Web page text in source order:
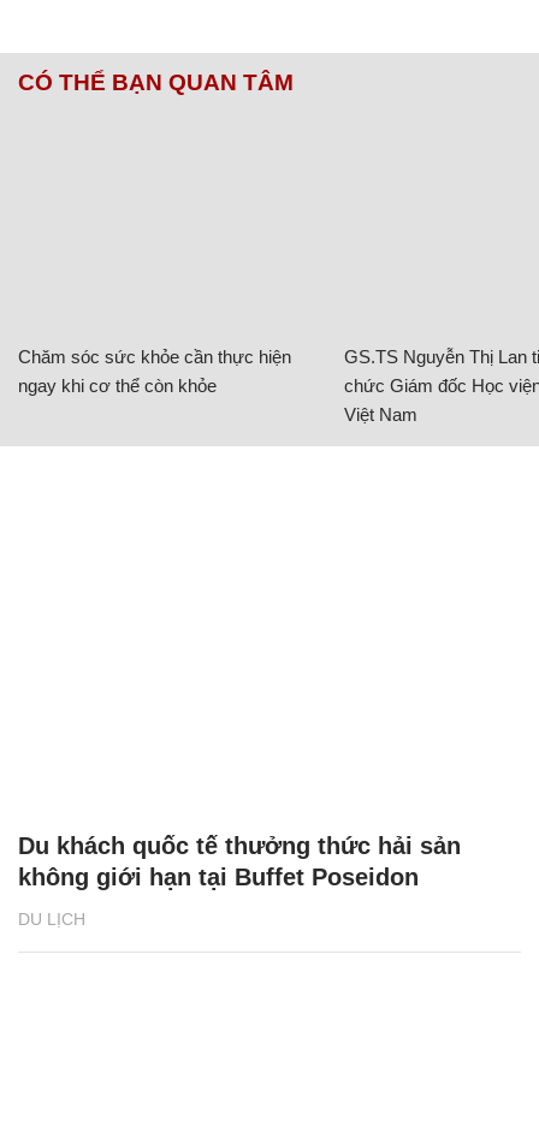
CÓ THỂ BẠN QUAN TÂM
Chăm sóc sức khỏe cần thực hiện
ngay khi cơ thể còn khỏe
GS.TS Nguyễn Thị Lan
chức Giám đốc Học
Việt Nam
DU LỊCH
Du khách quốc tế thưởng thức hải sản
không giới hạn tại Buffet Poseidon